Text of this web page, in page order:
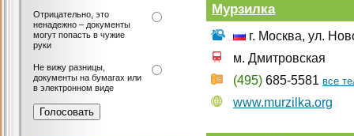
Мурзилка
г. Москва, ул.
м. Дмитровская
(495) 685-5581 все
www.murzilka.org
Отрицательно, это
ненадежно – документы
могут попасть в чужие
руки
Не вижу разницы,
документы на бумагах или
в электронном виде